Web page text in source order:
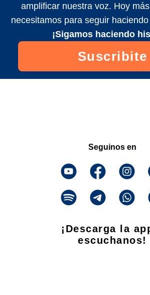
amplificar nuestra voz. Hoy
necesitamos para seguir
¡Sigamos haciendo
Suscribite
Seguinos en
¡Descarga la
escuchanos!